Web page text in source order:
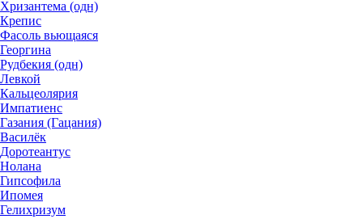
Хризантема (одн)
Крепис
Фасоль вьющаяся
Георгина
Рудбекия (одн)
Левкой
Кальцеолярия
Импатиенс
Газания (Гацания)
Василёк
Доротеантус
Нолана
Гипсофила
Ипомея
Гелихризум